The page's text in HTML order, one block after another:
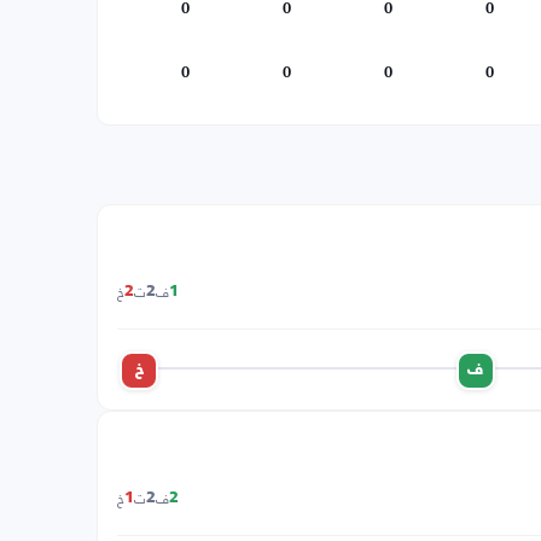
0
0
0
0
0
0
0
0
1ف2ت2خ
ف خ
2ف2ت 1خ